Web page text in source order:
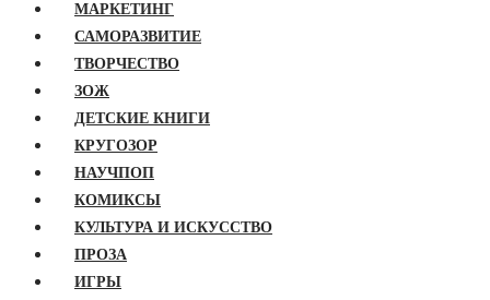
МАРКЕТИНГ
САМОРАЗВИТИЕ
ТВОРЧЕСТВО
ЗОЖ
ДЕТСКИЕ КНИГИ
КРУГОЗОР
НАУЧПОП
КОМИКСЫ
КУЛЬТУРА И ИСКУССТВО
ПРОЗА
ИГРЫ